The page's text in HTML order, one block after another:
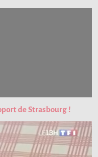
de Strasbourg !